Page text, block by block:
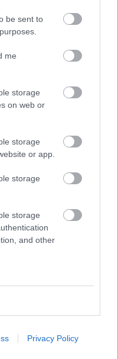
be sent to
me
storage
on web or
storage
or app.
storage
storage
and other
Privacy Policy
BALENCIAGA